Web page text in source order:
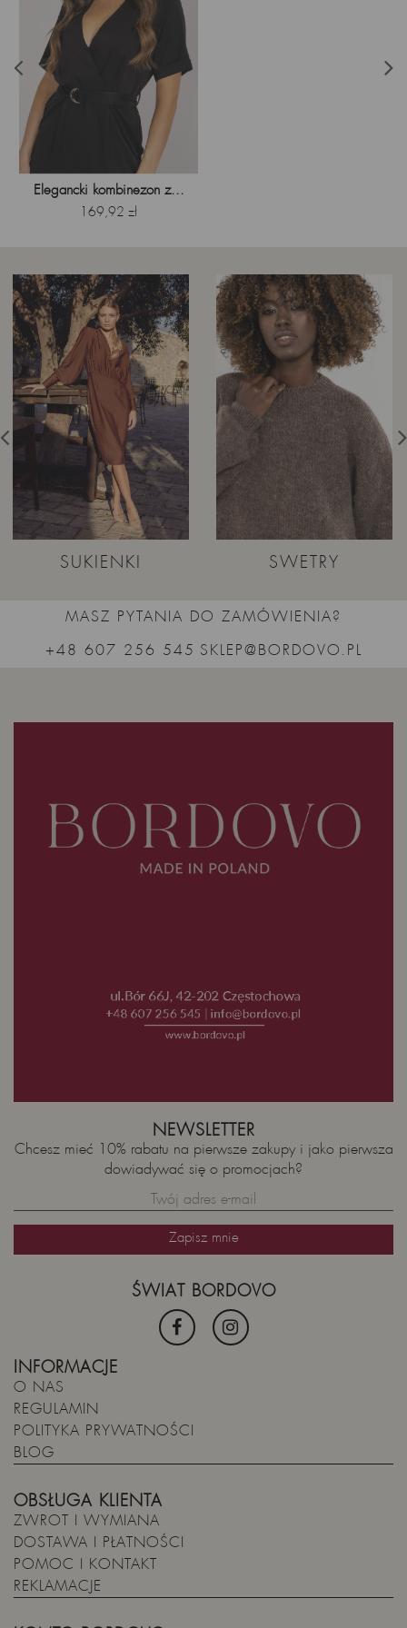
Elegancki kombinezon z...
Cena
169,92 zł
SUKIENKI SWETRY
MASZ PYTANIA DO ZAMÓWIENIA?
+48 607 256 545 SKLEP@BORDOVO.PL
INFORMACJE
O NAS
REGULAMIN
POLITYKA PRYWATNOŚCI
BLOG
OBSŁUGA KLIENTA
ZWROT I WYMIANA
DOSTAWA I PŁATNOŚCI
POMOC I KONTAKT
REKLAMACJE
ŚWIAT BORDOVO
NEWSLETTER
Chcesz mieć 10% rabatu na pierwsze zakupy i jako pierwsza
dowiadywać się o promocjach?